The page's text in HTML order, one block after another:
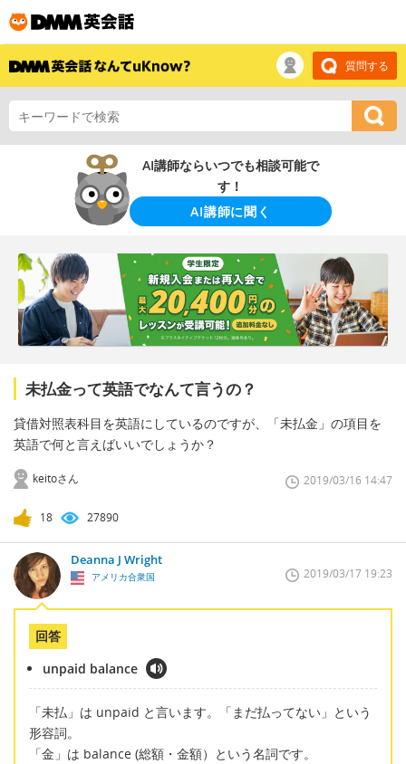
質問する
AI講師ならいつでも相談可能で
す！
AI講師に聞く
未払金って英語でなんて言うの？
貸借対照表科目を英語にしているのですが、「未払金」の項目を
英語で何と言えばいいでしょうか？
keitoさん 2019/03/16 14:47
18 27890
Deanna J Wright
アメリカ合衆国 2019/03/17 19:23
回答
unpaid balance
「未払」は unpaid と言います。「まだ払ってない」という
形容詞。
「金」は balance (総額・金額）という名詞です。